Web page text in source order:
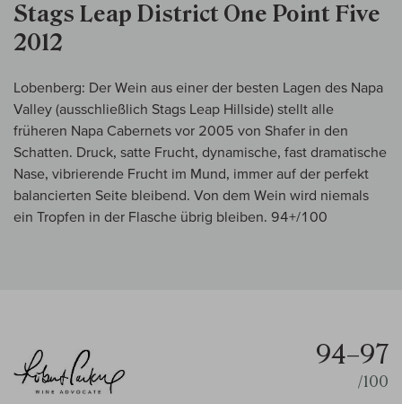
Stags Leap District One Point Five
2012
Lobenberg: Der Wein aus einer der besten Lagen des Napa
Valley (ausschließlich Stags Leap Hillside) stellt alle
früheren Napa Cabernets vor 2005 von Shafer in den
Schatten. Druck, satte Frucht, dynamische, fast dramatische
Nase, vibrierende Frucht im Mund, immer auf der perfekt
balancierten Seite bleibend. Von dem Wein wird niemals
ein Tropfen in der Flasche übrig bleiben. 94+/100
94–97
/100